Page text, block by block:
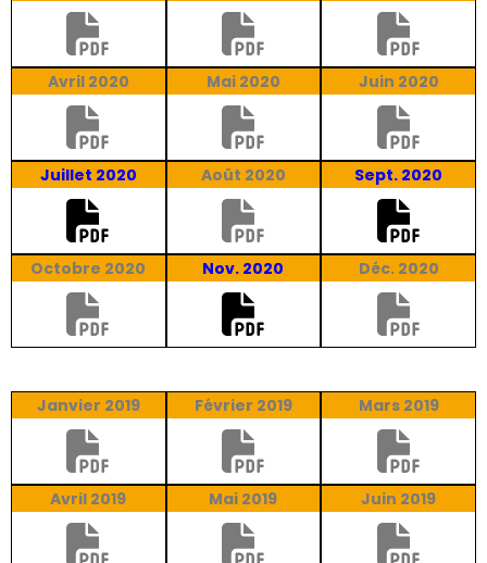
Avril 2020 Mai 2020 Juin 2020
Juillet 2020 Août 2020 Sept. 2020
Octobre 2020 Nov. 2020 Déc. 2020
Janvier 2019 Février 2019 Mars 2019
Avril 2019 Mai 2019 Juin 2019